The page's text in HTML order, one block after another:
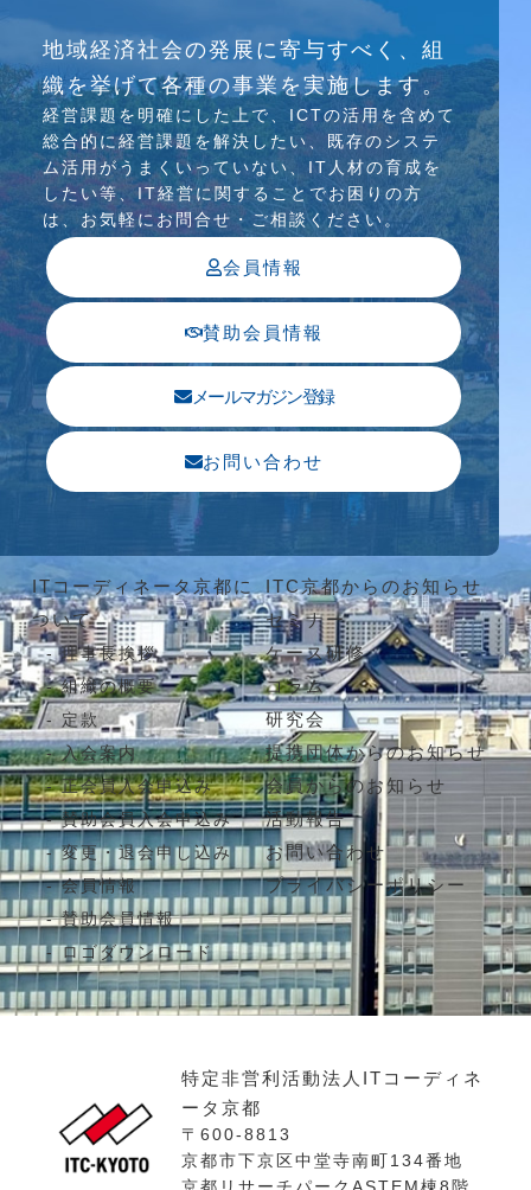
介護ソリューション研究会、WEB/SNS研究会を
行っています
地域経済社会の発展に寄与すべく、組
織を挙げて各種の事業を実施します。
経営課題を明確にした上で、ICTの活⽤を含めて
総合的に経営課題を解決したい、既存のシステ
ム活⽤がうまくいっていない、IT⼈材の育成を
したい等、IT経営に関することでお困りの⽅
は、お気軽にお問合せ・ご相談ください。
会員情報
賛助会員情報
メールマガジン登録
お問い合わせ
ITコーディネータ京都に
ついて
理事長挨拶
組織の概要
定款
入会案内
正会員入会申込み
賛助会員入会申込み
変更・退会申し込み
会員情報
賛助会員情報
ロゴダウンロード
ITC京都からのお知らせ
セミナー
ケース研修
コラム
研究会
提携団体からのお知らせ
会員からのお知らせ
活動報告
お問い合わせ
プライバシーポリシー
特定非営利活動法人ITコーディネ
ータ京都
〒600-8813
京都市下京区中堂寺南町134番地